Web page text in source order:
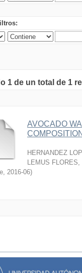
1 de un total de 1
AVOCADO
HERNANDEZ
LEMUS
, 2016-06)